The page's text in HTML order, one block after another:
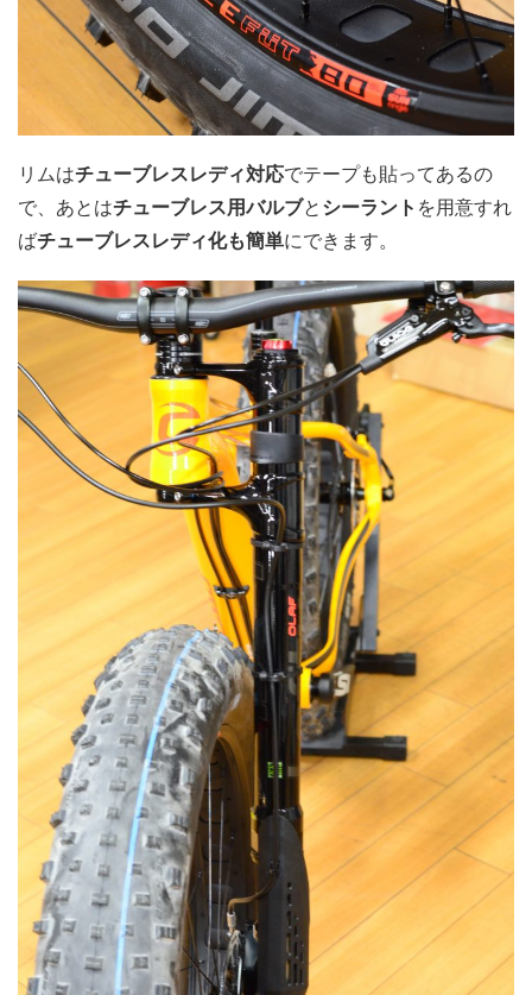
リムはチューブレスレディ対応でテープも貼ってあるの
で、あとはチューブレス用バルブと シーラント を用意すれ
ばチューブレスレディ化も簡単にできます。